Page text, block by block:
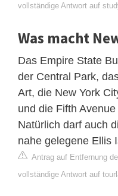
vollständige Antwort auf
Was macht
Das Empire State
der Central Park,
Art, die New York
und die Fifth
Natürlich darf auch
nahe gelegene Ellis
Antrag auf Entfernung
vollständige Antwort auf